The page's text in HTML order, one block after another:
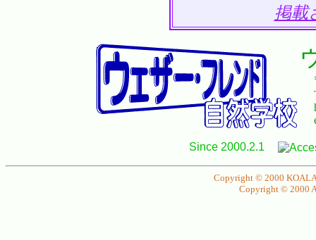
掲載
Since 2000.2.1
Copyright © 2000 KOALA
Copyright © 2000